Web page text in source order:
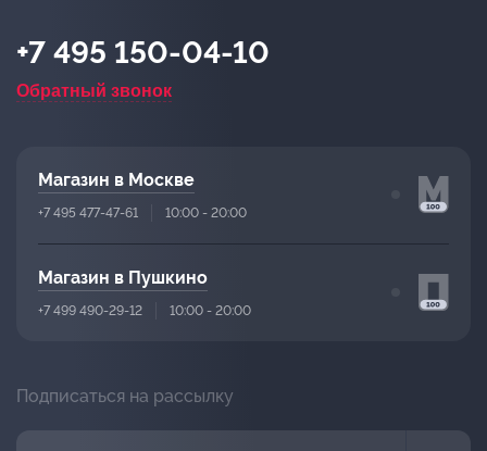
+7 495 150-04-10
Обратный звонок
Магазин в Москве
+7 495 477-47-61 10:00 - 20:00
Магазин в Пушкино
+7 499 490-29-12 10:00 - 20:00
Подписаться на рассылку